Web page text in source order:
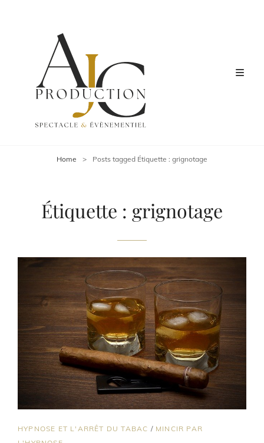
Home > Posts tagged Étiquette : grignotage
Étiquette : grignotage
CAT
HYPNOSE ET L'ARRÊT DU TABAC / MINCIR PAR